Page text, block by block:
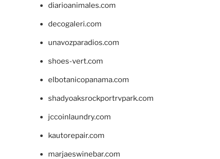
diarioanimales.com
decogaleri.com
unavozparadios.com
shoes-vert.com
elbotanicopanama.com
shadyoaksrockportrvpark.com
jccoinlaundry.com
kautorepair.com
marjaeswinebar.com